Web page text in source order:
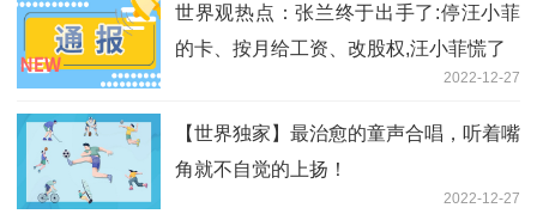
世界观热点：张兰终于出手了:停汪小菲
的卡、按月给工资、改股权,汪小菲慌了
2022-12-27
【世界独家】最治愈的童声合唱，听着嘴
角就不自觉的上扬！
2022-12-27